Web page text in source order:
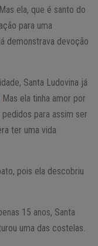
ela, que é santo do
para uma
demonstrava devoção
Santa Ludovina já
. Mas ela tinha amor por
para assim ser
ter uma vida
pois ela descobriu
15 anos, Santa
uma das costelas.